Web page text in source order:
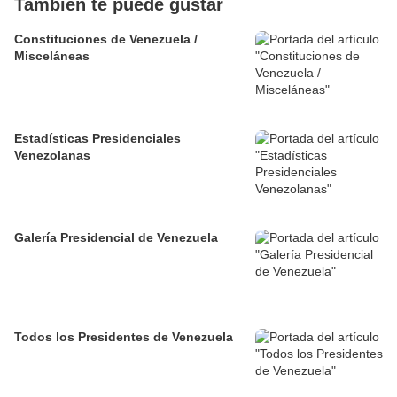
También te puede gustar
Constituciones de Venezuela /
Misceláneas
Estadísticas Presidenciales
Venezolanas
Galería Presidencial de Venezuela
Todos los Presidentes de Venezuela